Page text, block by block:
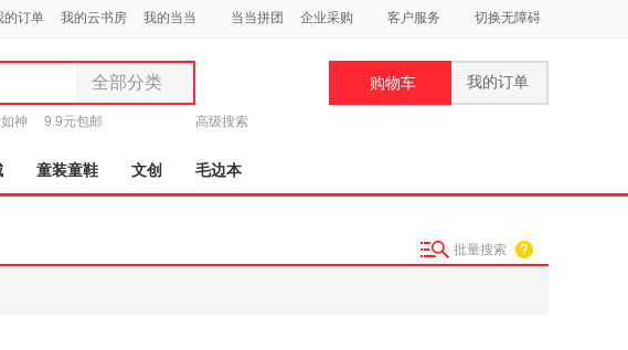
的订单 我的云书房 我的当当 当当拼团 企业采购 客户服务 切换无障碍
全部分类
全部分类
图书
电子书
神 9.9元包邮 高级搜索
购物车 我的订单
童装童鞋 文创 毛边本
批量搜索